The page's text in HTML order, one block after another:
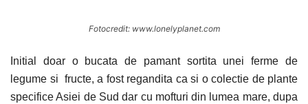
Fotocredit: www.lonelyplanet.com
Initial doar o bucata de pamant sortita unei ferme de
legume si fructe, a fost regandita ca si o colectie de plante
specifice Asiei de Sud dar cu mofturi din lumea mare, dupa